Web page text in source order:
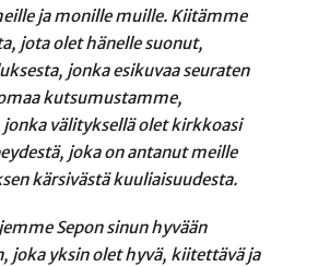
ja monille muille. Kiitämme
jota olet hänelle suonut,
jonka esikuvaa seuraten
kutsumustamme,
välityksellä olet kirkkoasi
joka on antanut meille
kärsivästä kuuliaisuudesta.
Sepon sinun hyvään
joka yksin olet hyvä, kiitettävä ja